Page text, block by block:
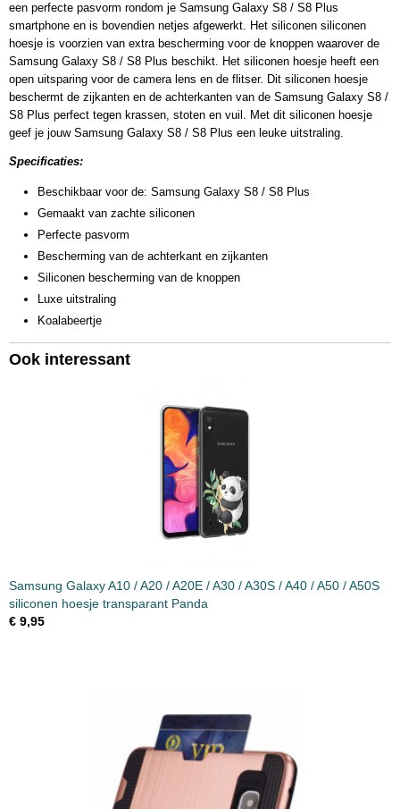
een perfecte pasvorm rondom je Samsung Galaxy S8 / S8 Plus
smartphone en is bovendien netjes afgewerkt. Het siliconen siliconen
hoesje is voorzien van extra bescherming voor de knoppen waarover de
Samsung Galaxy S8 / S8 Plus beschikt. Het siliconen hoesje heeft een
open uitsparing voor de camera lens en de flitser. Dit siliconen hoesje
beschermt de zijkanten en de achterkanten van de Samsung Galaxy S8 /
S8 Plus perfect tegen krassen, stoten en vuil. Met dit siliconen hoesje
geef je jouw Samsung Galaxy S8 / S8 Plus een leuke uitstraling.
Specificaties:
Beschikbaar voor de: Samsung Galaxy S8 / S8 Plus
Gemaakt van zachte siliconen
Perfecte pasvorm
Bescherming van de achterkant en zijkanten
Siliconen bescherming van de knoppen
Luxe uitstraling
Koalabeertje
Ook interessant
Samsung Galaxy A10 / A20 / A20E / A30 / A30S / A40 / A50 / A50S
siliconen hoesje transparant Panda
€ 9,95